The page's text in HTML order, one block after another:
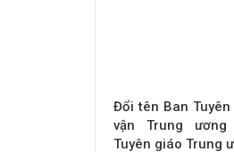
Đổi tên Ban
vận Trung
Tuyên giáo Trung